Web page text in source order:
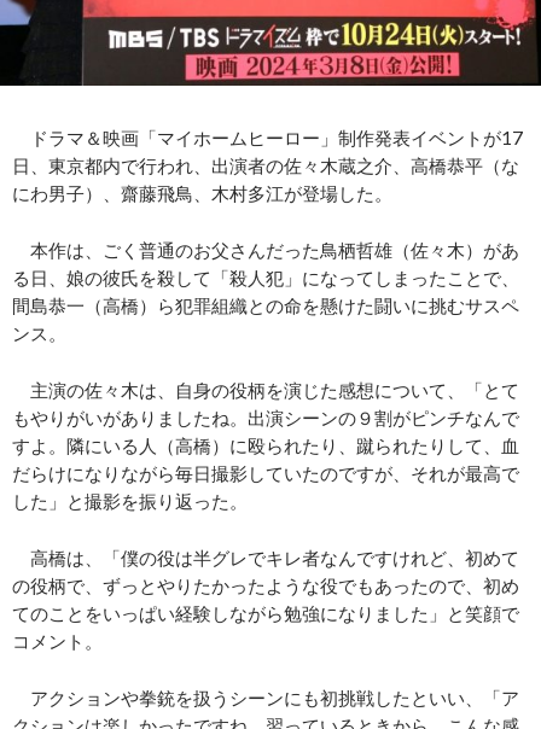
ドラマ＆映画「マイホームヒーロー」制作発表イベントが17
日、東京都内で行われ、出演者の佐々木蔵之介、高橋恭平（な
にわ男子）、齋藤飛鳥、木村多江が登場した。
本作は、ごく普通のお父さんだった鳥栖哲雄（佐々木）があ
る日、娘の彼氏を殺して「殺人犯」になってしまったことで、
間島恭一（高橋）ら犯罪組織との命を懸けた闘いに挑むサスペ
ンス。
主演の佐々木は、自身の役柄を演じた感想について、「とて
もやりがいがありましたね。出演シーンの９割がピンチなんで
すよ。隣にいる人（高橋）に殴られたり、蹴られたりして、血
だらけになりながら毎日撮影していたのですが、それが最高で
した」と撮影を振り返った。
高橋は、「僕の役は半グレでキレ者なんですけれど、初めて
の役柄で、ずっとやりたかったような役でもあったので、初め
てのことをいっぱい経験しながら勉強になりました」と笑顔で
コメント。
アクションや拳銃を扱うシーンにも初挑戦したといい、「ア